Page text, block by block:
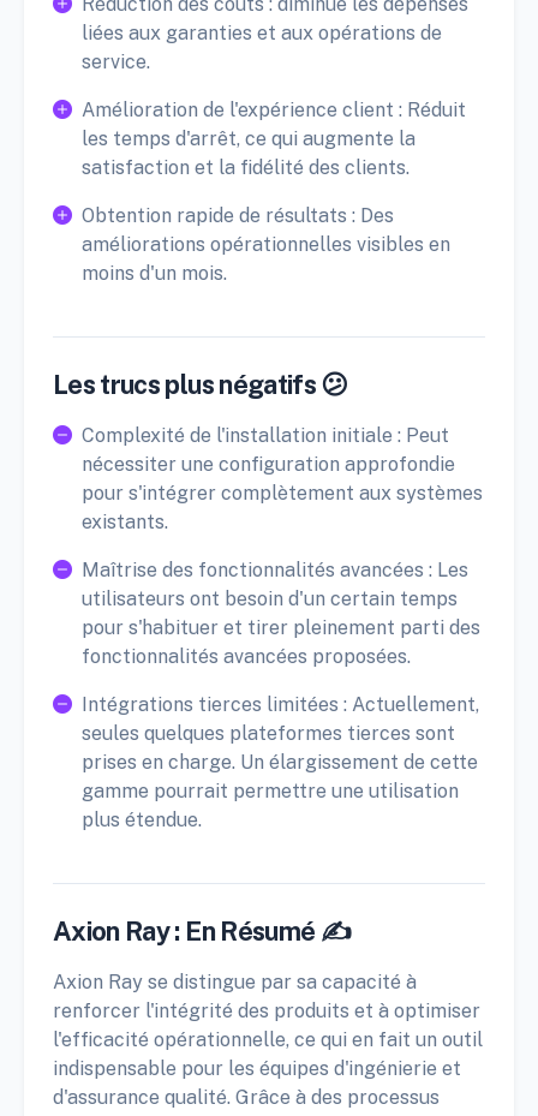
liées aux garanties et aux opérations de
service.
Amélioration de l'expérience client : Réduit
les temps d'arrêt, ce qui augmente la
satisfaction et la fidélité des clients.
Obtention rapide de résultats : Des
améliorations opérationnelles visibles en
moins d'un mois.
Les trucs plus négatifs 😕
Complexité de l'installation initiale : Peut
nécessiter une configuration approfondie
pour s'intégrer complètement aux systèmes
existants.
Maîtrise des fonctionnalités avancées : Les
utilisateurs ont besoin d'un certain temps
pour s'habituer et tirer pleinement parti des
fonctionnalités avancées proposées.
Intégrations tierces limitées : Actuellement,
seules quelques plateformes tierces sont
prises en charge. Un élargissement de cette
gamme pourrait permettre une utilisation
plus étendue.
Axion Ray : En Résumé ✍️
Axion Ray se distingue par sa capacité à
renforcer l'intégrité des produits et à optimiser
l'efficacité opérationnelle, ce qui en fait un outil
indispensable pour les équipes d'ingénierie et
d'assurance qualité. Grâce à des processus